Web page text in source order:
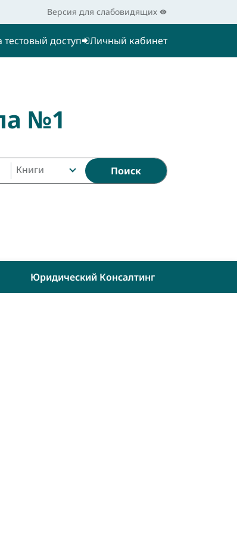
Версия для слабовидящих
тестовый доступ Личный кабинет
№1
Книги Поиск
Юридический Консалтинг